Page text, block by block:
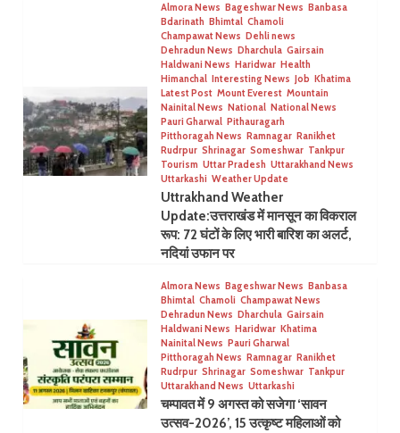
Almora News Bageshwar News Banbasa
Bdarinath Bhimtal Chamoli
Champawat News Dehli news
Dehradun News Dharchula Gairsain
Haldwani News Haridwar Health
Himanchal Interesting News Job Khatima
Latest Post Mount Everest Mountain
Nainital News National National News
Pauri Gharwal Pithauragarh
Pitthoragah News Ramnagar Ranikhet
Rudrpur Shrinagar Someshwar Tankpur
Tourism Uttar Pradesh Uttarakhand News
Uttarkashi Weather Update
Uttrakhand Weather
Update:उत्तराखंड में मानसून का विकराल
रूप: 72 घंटों के लिए भारी बारिश का अलर्ट,
नदियां उफान पर
Almora News Bageshwar News Banbasa
Bhimtal Chamoli Champawat News
Dehradun News Dharchula Gairsain
Haldwani News Haridwar Khatima
Nainital News Pauri Gharwal
Pitthoragah News Ramnagar Ranikhet
Rudrpur Shrinagar Someshwar Tankpur
Uttarakhand News Uttarkashi
चम्पावत में 9 अगस्त को सजेगा ‘सावन
उत्सव-2026’, 15 उत्कृष्ट महिलाओं को